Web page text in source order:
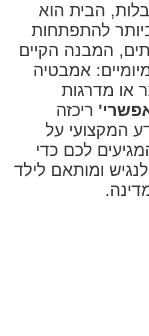
הבית הוא
להתפתחות
המבנה הקיים
אמבטיה
או מדרגות
ריכזה
המקצועי על
לכם כדי
ומותאם לילד